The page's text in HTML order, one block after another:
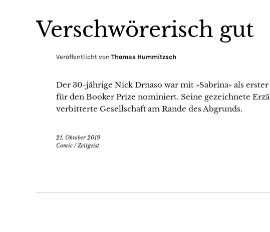
Verschwörerisch gut
Veröffentlicht von Thomas Hummitzsch
Der 30-jährige Nick Drnaso war mit »Sabrina« als
für den Booker Prize nominiert. Seine gezeichnete
verbitterte Gesellschaft am Rande des Abgrunds.
21. Oktober 2019
Comic /Zeitgeist